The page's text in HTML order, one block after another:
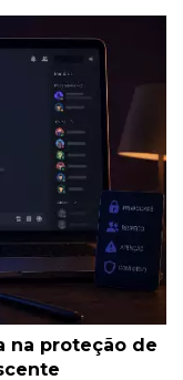
na proteção de